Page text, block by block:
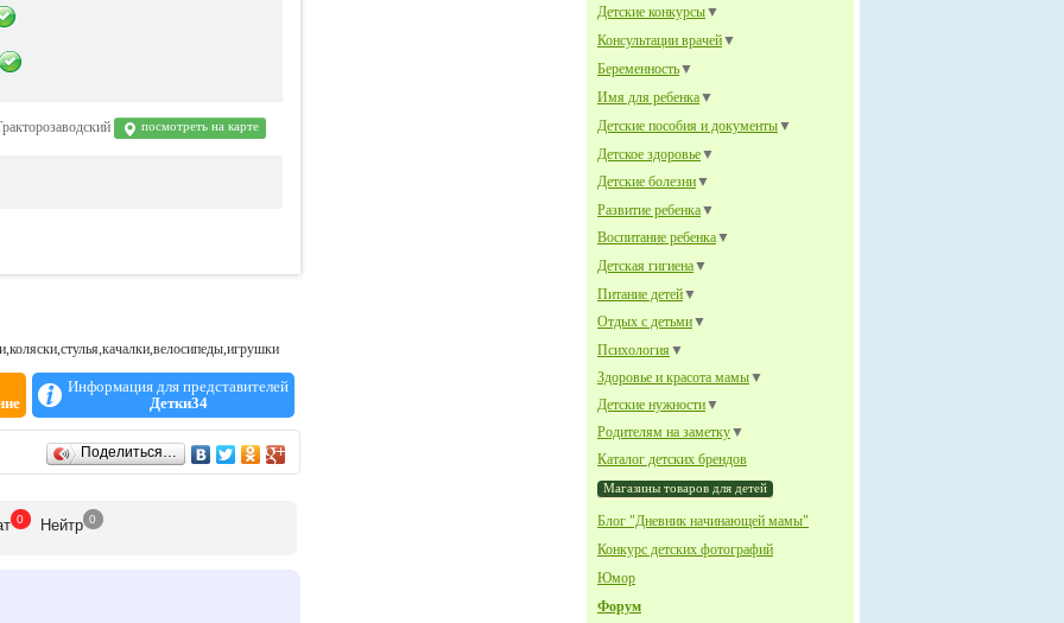
Детские конкурсы▼
Консультации врачей▼
Беременность▼
Имя для ребенка▼
Детские пособия и документы▼
Детское здоровье▼
Детские болезни▼
Развитие ребенка▼
Воспитание ребенка▼
Детская гигиена▼
Питание детей▼
Отдых с детьми▼
Психология ▼
Здоровье и красота мамы▼
Детские нужности▼
Родителям на заметку▼
Каталог детских брендов
Магазины товаров для детей
Блог "Дневник начинающей мамы"
Конкурс детских фотографий
Юмор
Форум
посмотреть на карте
Информация для представителей
Детки34
Поделиться…
0 Нейтр 0